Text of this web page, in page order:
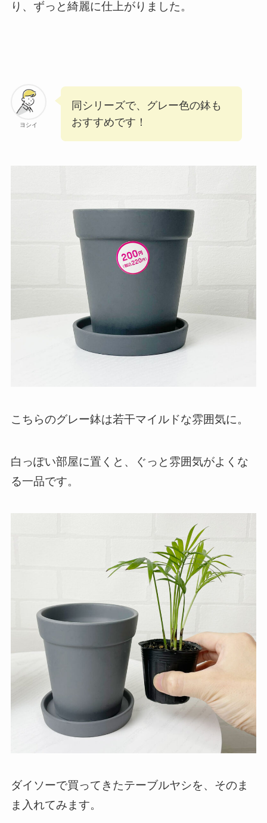
り、ずっと綺麗に仕上がりました。
ヨシイ
同シリーズで、グレー色の鉢も
おすすめです！
こちらのグレー鉢は若干マイルドな雰囲気に。
白っぽい部屋に置くと、ぐっと雰囲気がよくな
る一品です。
ダイソーで買ってきたテーブルヤシを、そのま
ま入れてみます。